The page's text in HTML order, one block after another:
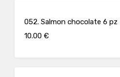
052. Salmon chocolate 6 pz
10.00 €